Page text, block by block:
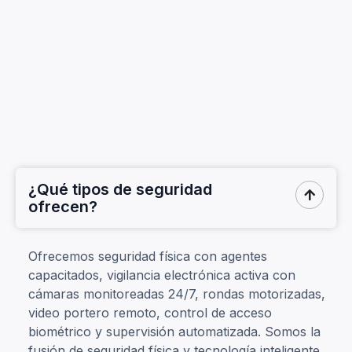
¿Qué tipos de seguridad
ofrecen?

Ofrecemos seguridad física con agentes
capacitados, vigilancia electrónica activa con
cámaras monitoreadas 24/7, rondas motorizadas,
video portero remoto, control de acceso
biométrico y supervisión automatizada. Somos la